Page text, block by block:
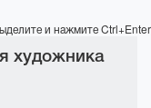
и нажмите Ctrl+Enter
художника